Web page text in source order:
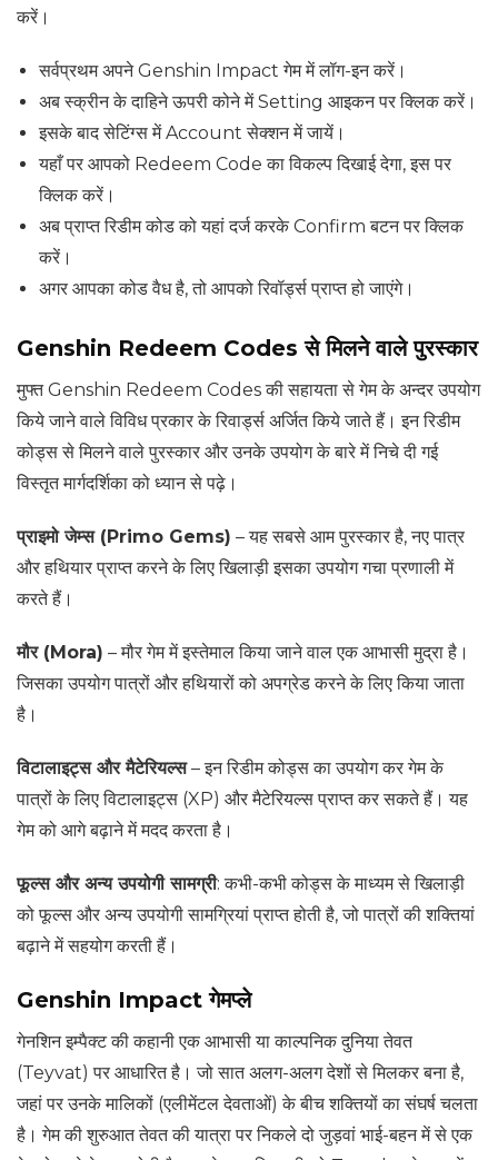
करें।
सर्वप्रथम अपने Genshin Impact गेम में लॉग-इन करें।
अब स्क्रीन के दाहिने ऊपरी कोने में Setting आइकन पर क्लिक करें।
इसके बाद सेटिंग्स में Account सेक्शन में जायें।
यहाँ पर आपको Redeem Code का विकल्प दिखाई देगा, इस पर
क्लिक करें।
अब प्राप्त रिडीम कोड को यहां दर्ज करके Confirm बटन पर क्लिक
करें।
अगर आपका कोड वैध है, तो आपको रिवॉर्ड्स प्राप्त हो जाएंगे।
Genshin Redeem Codes से मिलने वाले पुरस्कार
मुफ्त Genshin Redeem Codes की सहायता से गेम के अन्दर उपयोग
किये जाने वाले विविध प्रकार के रिवार्ड्स अर्जित किये जाते हैं। इन रिडीम
कोड्स से मिलने वाले पुरस्कार और उनके उपयोग के बारे में निचे दी गई
विस्तृत मार्गदर्शिका को ध्यान से पढ़े।
प्राइमो जेम्स (Primo Gems) – यह सबसे आम पुरस्कार है, नए पात्र
और हथियार प्राप्त करने के लिए खिलाड़ी इसका उपयोग गचा प्रणाली में
करते हैं।
मौर (Mora) – मौर गेम में इस्तेमाल किया जाने वाल एक आभासी मुद्रा है।
जिसका उपयोग पात्रों और हथियारों को अपग्रेड करने के लिए किया जाता
है।
विटालाइट्स और मैटेरियल्स– इन रिडीम कोड्स का उपयोग कर गेम के
पात्रों के लिए विटालाइट्स (XP) और मैटेरियल्स प्राप्त कर सकते हैं। यह
गेम को आगे बढ़ाने में मदद करता है।
फूल्स और अन्य उपयोगी सामग्री: कभी-कभी कोड्स के माध्यम से खिलाड़ी
को फूल्स और अन्य उपयोगी सामग्रियां प्राप्त होती है, जो पात्रों की शक्तियां
बढ़ाने में सहयोग करती हैं।
Genshin Impact गेमप्ले
गेनशिन इम्पैक्ट की कहानी एक आभासी या काल्पनिक दुनिया तेवत
(Teyvat) पर आधारित है। जो सात अलग-अलग देशों से मिलकर बना है,
जहां पर उनके मालिकों (एलीमेंटल देवताओं) के बीच शक्तियों का संघर्ष चलता
है। गेम की शुरुआत तेवत की यात्रा पर निकले दो जुड़वां भाई-बहन में से एक